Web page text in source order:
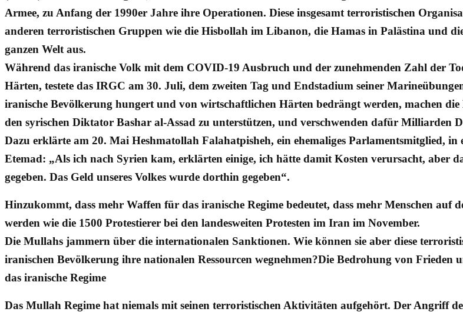
Armee, zu Anfang der 1990er Jahre ihre Operationen. Diese insgesamt terroristischen
anderen terroristischen Gruppen wie die Hisbollah im Libanon, die Hamas in Palästina und
ganzen Welt aus.
Während das iranische Volk mit dem COVID-19 Ausbruch und der zunehmenden Zahl der
Härten, testete das IRGC am 30. Juli, dem zweiten Tag und Endstadium seiner
iranische Bevölkerung hungert und von wirtschaftlichen Härten bedrängt werden, machen
den syrischen Diktator Bashar al-Assad zu unterstützen, und verschwenden dafür Milliarden
Dazu erklärte am 20. Mai Heshmatollah Falahatpisheh, ein ehemaliges Parlamentsmitglied,
Etemad: „Als ich nach Syrien kam, erklärten einige, ich hätte damit Kosten verursacht, aber
gegeben. Das Geld unseres Volkes wurde dorthin gegeben“.
Hinzukommt, dass mehr Waffen für das iranische Regime bedeutet, dass mehr Menschen auf
werden wie die 1500 Protestierer bei den landesweiten Protesten im Iran im November.
Die Mullahs jammern über die internationalen Sanktionen. Wie können sie aber diese
iranischen Bevölkerung ihre nationalen Ressourcen wegnehmen?Die Bedrohung von Frieden
das iranische Regime
Das Mullah Regime hat niemals mit seinen terroristischen Aktivitäten aufgehört. Der Angriff